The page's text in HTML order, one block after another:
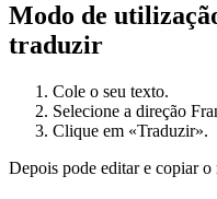
Modo de
traduzir
Cole o seu texto.
Selecione a direção
Clique em «Traduzir».
Depois pode editar e copiar o